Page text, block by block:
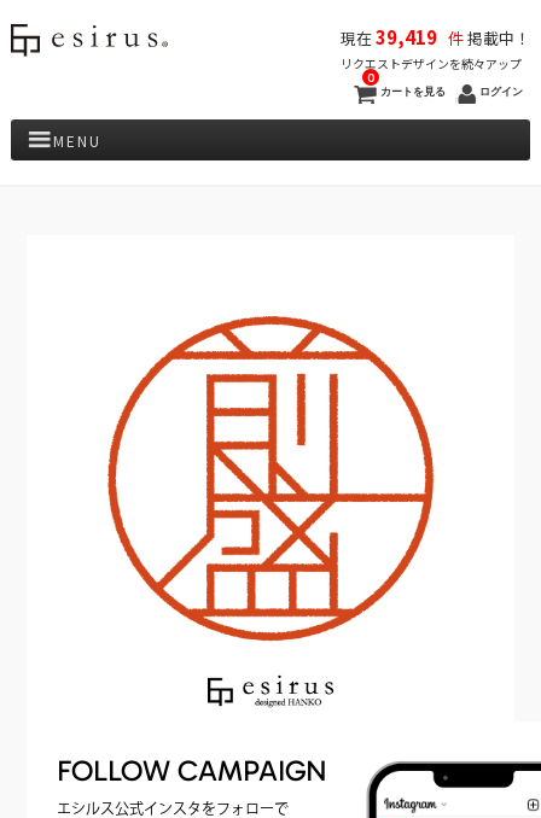
現在39,419 件掲載中！
リクエストデザインを続々アップ
カートを見る
0
ログイン
MENU
FOLLOW CAMPAIGN
エシルス公式インスタをフォローで